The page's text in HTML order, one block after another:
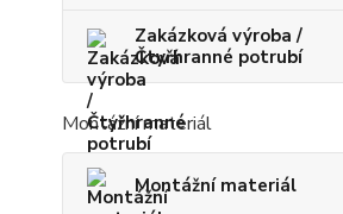
Zakázková výroba /
Čtyřhranné potrubí
Montážní materiál
Montážní materiál